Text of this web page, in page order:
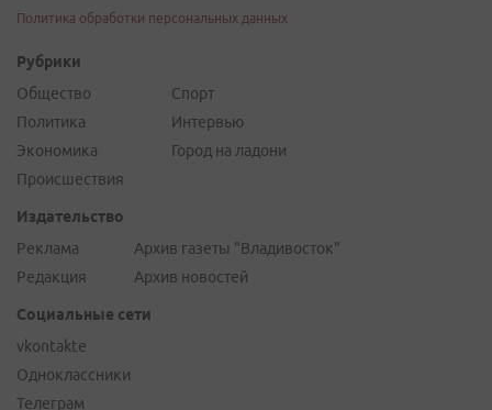
Политика обработки персональных данных
Рубрики
Общество
Политика
Экономика
Происшествия
Спорт
Интервью
Город на ладони
Издательство
Реклама
Редакция
Архив газеты "Владивосток"
Архив новостей
Социальные сети
vkontakte
Одноклассники
Телеграм